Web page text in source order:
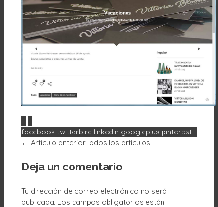
facebook twitterbird linkedin googleplus pinterest
← Artículo anteriorTodos los articulos
Deja un comentario
Tu dirección de correo electrónico no será
publicada. Los campos obligatorios están